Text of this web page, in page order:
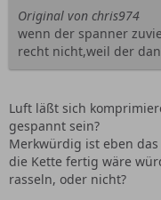
Original von chris974
wenn der spanner
recht nicht,weil der
Luft läßt sich
gespannt sein?
Merkwürdig ist eben
die Kette fertig wäre
rasseln, oder nicht?